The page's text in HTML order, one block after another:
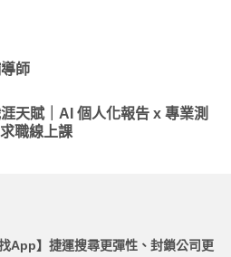
師
天賦｜AI 個人化報告 x 專業測
職線上課
找App】捷運搜尋更彈性、封鎖公司更